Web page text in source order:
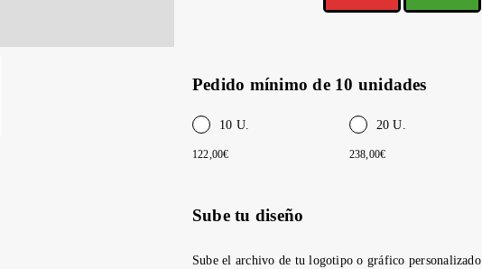
Pedido mínimo de 10 unidades
10 U.
122,00€
20 U.
238,00€
Sube tu diseño
Sube el archivo de tu logotipo o gráfico personalizado